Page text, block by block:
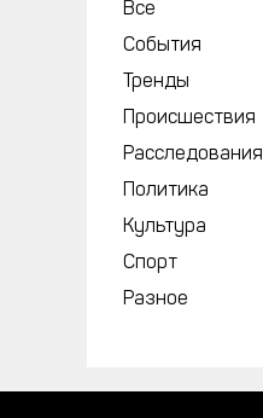
Все
События
Тренды
Происшествия
Расследования
Политика
Культура
Спорт
Разное